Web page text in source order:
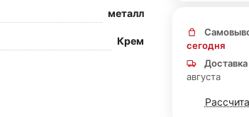
металл
Крем
сегодня
Доставка
августа